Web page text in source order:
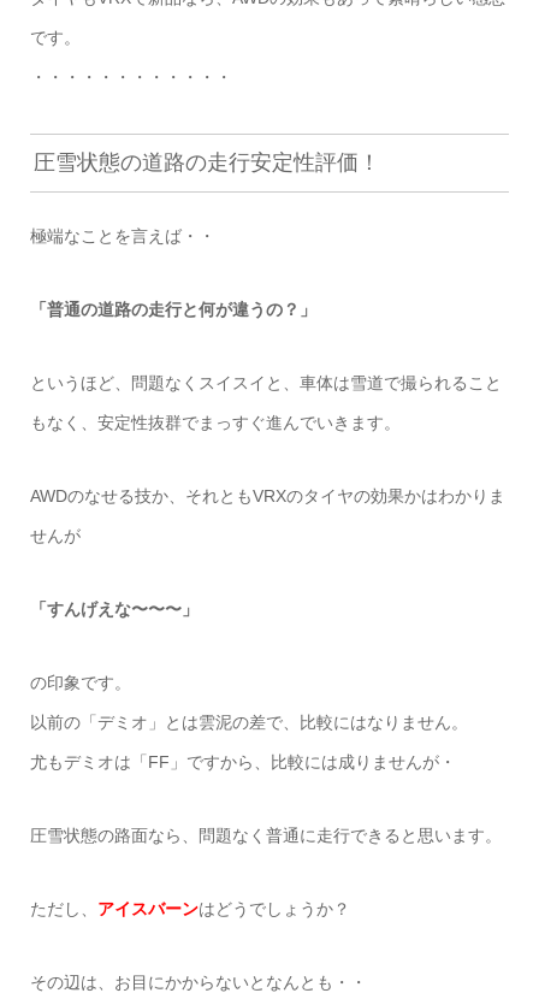
です。
・・・・・・・・・・・・
圧雪状態の道路の走行安定性評価！
極端なことを言えば・・
「普通の道路の走行と何が違うの？」
というほど、問題なくスイスイと、車体は雪道で撮られること
もなく、安定性抜群でまっすぐ進んでいきます。
AWDのなせる技か、それともVRXのタイヤの効果かはわかりま
せんが
「すんげえな〜〜〜」
の印象です。
以前の「デミオ」とは雲泥の差で、比較にはなりません。
尤もデミオは「FF」ですから、比較には成りませんが・
圧雪状態の路面なら、問題なく普通に走行できると思います。
ただし、 アイスバーンはどうでしょうか？
その辺は、お目にかからないとなんとも・・